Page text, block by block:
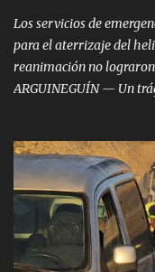
celeridad efectivos del
Canaria...
Los servicios de
para el aterrizaje del
reanimación no
ARGUINEGUÍN — Un
sufrir una parada
pesar de la rápida
recursos de
hotelero, las intensas
practicadas no lograron
finalmente su